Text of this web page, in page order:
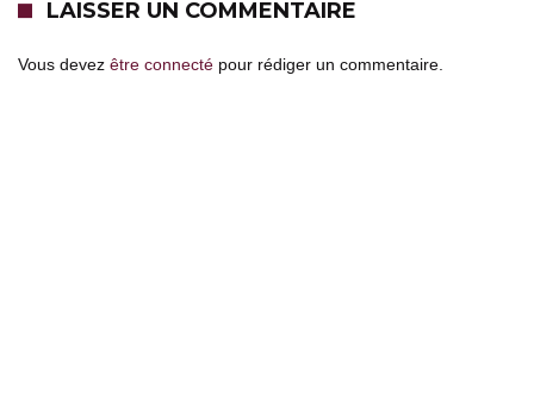
LAISSER UN COMMENTAIRE
Vous devez être connecté pour rédiger un commentaire.